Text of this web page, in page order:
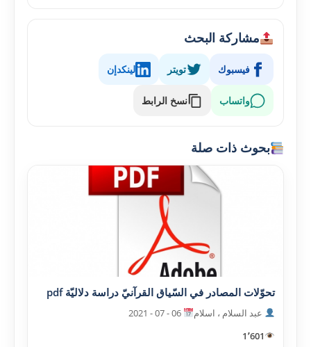
مشاركة البحث
فيسبوك تويتر لينكدإن
واتساب نسخ الرابط
بحوث ذات صلة
تحوّلات المصادر في السّياق القرآنيّ دراسة دلاليّة pdf
عبد السلام ، اسلام
1٬601